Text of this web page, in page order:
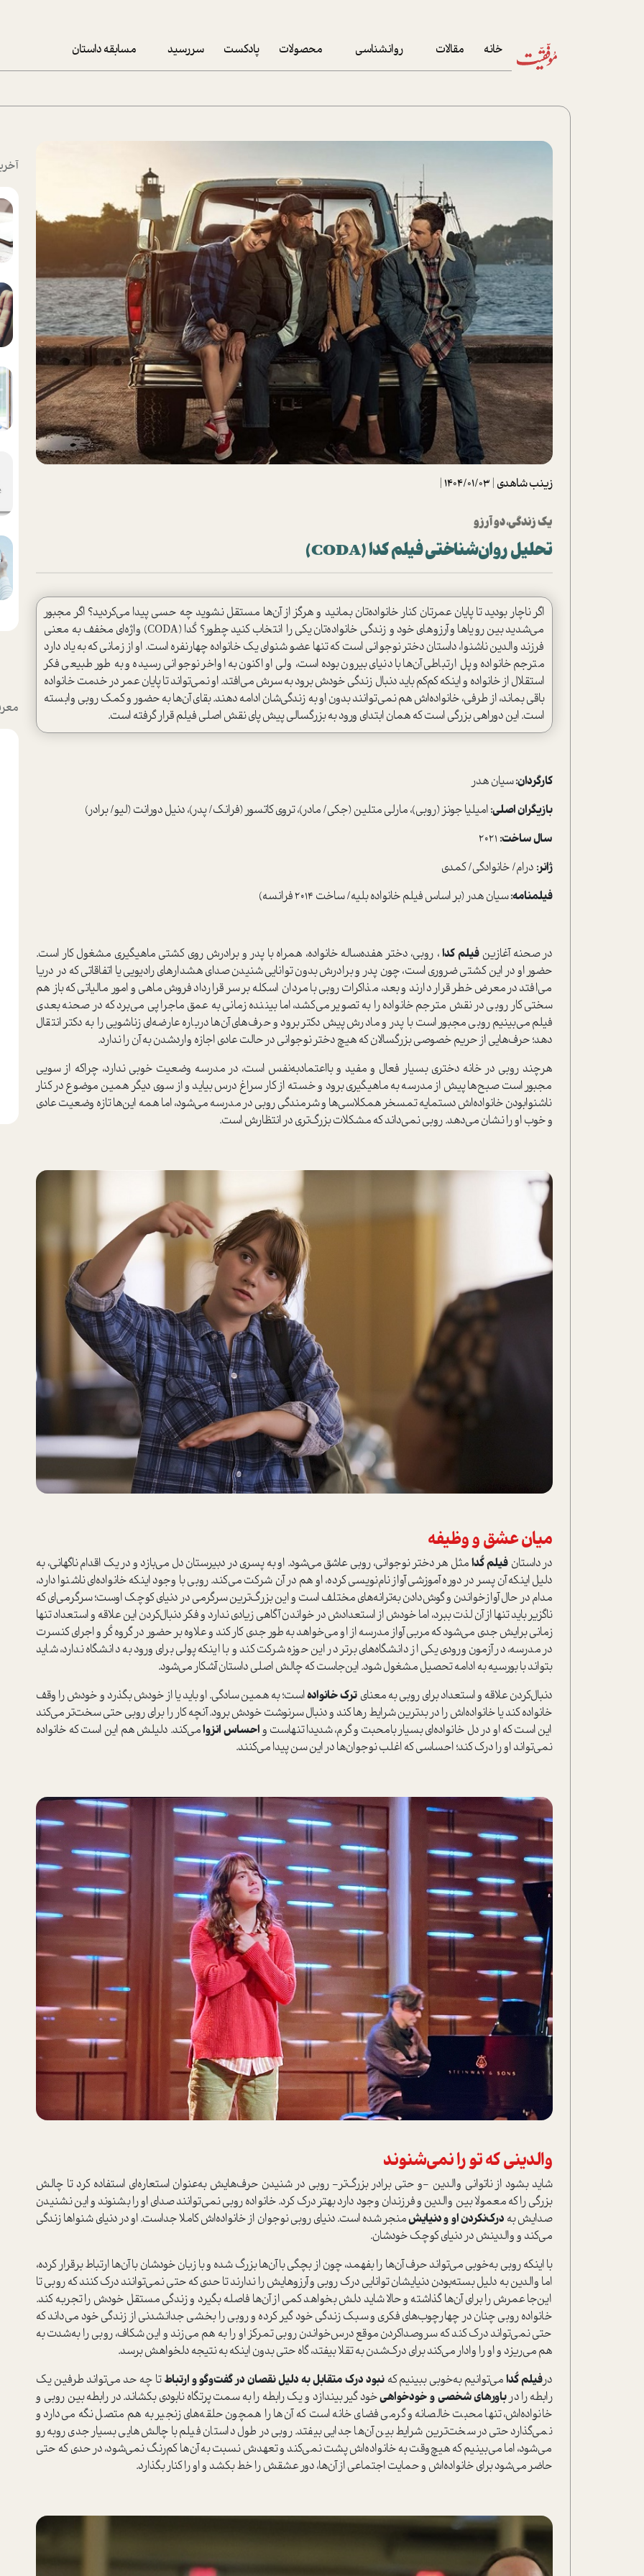
خانه مقالات
زندگی
نوجوان
کار
پلاس
تحلیل فیلم
شیوانا
داستان
روانشناسی محصولات پادکست سررسید
تقویم رومیزی
تقویم دیواری
مسابقه داستان
زینب شاهدی |
1404/01/03
|
یک زندگی، دو آرزو
تحلیل روان‌شناختی فیلم کدا (CODA)
اگر ناچار بودید تا پایان عمرتان کنار خانواده‌تان بمانید و هرگز از آن‌ها مستقل نشوید چه حسی پیدا می‌کردید؟ اگر مجبور
می‌شدید بین رویا‌ها و آرزو‌های خود و زندگی خانواده‌تان یکی را انتخاب کنید چطور؟ کُدا (CODA) واژه‌ای مخفف به معنی
فرزند والدین ناشنوا، داستان دختر نوجوانی است که تنها عضو شنوای یک خانواده چهارنفره است. او از زمانی که به یاد دارد
مترجم خانواده و پل ارتباطی آن‌ها با دنیای بیرون بوده است، ولی او اکنون به اواخر نوجوانی رسیده و به‌ طور طبیعی فکر
استقلال از خانواده و اینکه کم‌کم باید دنبال زندگی خودش برود به سرش می‌افتد. او نمی‌تواند تا پایان عمر در خدمت خانواده
باقی بماند، از طرفی، خانواده‌اش هم نمی‌توانند بدون او به زندگی‌شان ادامه دهند. بقای آن‌ها به حضور و کمک روبی وابسته
است. این دوراهی بزرگی است که همان ابتدای ورود به بزرگسالی پیش پای نقش اصلی فیلم قرار گرفته است.
کارگردان:سیان هدر
بازیگران اصلی:امیلیا جونز (روبی)، مارلی متلین (جکی/ مادر)، تروی کاتسور (فرانک/ پدر)، دنیل دورانت (لیو/ برادر)
سال ساخت:
ژانر: درام/ خانوادگی/ کمدی
فیلمنامه:سیان هدر (بر اساس فیلم خانواده بلیه/ ساخت 2014 فرانسه)
در صحنه آغازینفیلم کدا، روبی، دختر هفده‌ساله خانواده، همراه با پدر و برادرش روی کشتی ماهیگیری مشغول کار است.
حضور او در این کشتی ضروری است، چون پدر و برادرش بدون توانایی شنیدن صدای هشدار‌های رادیویی یا اتفاقاتی که در دریا
می‌افتد در معرض خطر قرار دارند و بعد، مذاکرات روبی با مردان اسکله بر سر قرارداد فروش ماهی و امور مالیاتی که باز هم
سختی کار روبی در نقش مترجم خانواده را به تصویر می‌کشد، اما بیننده زمانی به عمق ماجرا پی می‌برد که در صحنه بعدی
فیلم می‌بینیم روبی مجبور است با پدر و مادرش پیش دکتر برود و حرف‌های آن‌ها درباره عارضه‌ای زناشویی را به دکتر انتقال
دهد؛ حرف‌هایی از حریم خصوصی بزرگسالان که هیچ دختر نوجوانی در حالت عادی اجازه واردشدن به آن را ندارد.
هرچند روبی در خانه دختری بسیار فعال و مفید و بااعتمادبه‌نفس است، در مدرسه وضعیت خوبی ندارد، چراکه از سویی
مجبور است صبح‌ها پیش از مدرسه به ماهیگیری برود و خسته از کار سراغ درس بیاید و از سوی دیگر همین موضوع در کنار
ناشنوابودن خانواده‌اش دستمایه تمسخر همکلاسی‌ها و شرمندگی روبی در مدرسه می‌شود، اما همه این‌ها تازه وضعیت عادی
و خوب او را نشان می‌دهد. روبی نمی‌داند که مشکلات بزرگ‌تری در انتظارش است.
میان عشق و وظیفه
در داستان فیلم کُدامثل هر دختر نوجوانی، روبی عاشق می‌شود. او به پسری در دبیرستان دل می‌بازد و در یک اقدام ناگهانی، به
دلیل اینکه آن پسر در دوره آموزشی آواز نام‌نویسی کرده، او هم در آن شرکت می‌کند. روبی با وجود اینکه خانواده‌ای ناشنوا دارد،
مدام در حال آوازخواندن و گوش‌دادن به‌ترانه‌های مختلف است و این بزرگ‌ترین سرگرمی در دنیای کوچک اوست؛ سرگرمی‌ای که
ناگزیر باید تنها از آن لذت ببرد، اما خودش از استعدادش در خواندن آگاهی زیادی ندارد و فکر دنبال‌کردن این علاقه و استعداد تنها
زمانی برایش جدی می‌شود که مربی آواز مدرسه از او می‌خواهد به ‌طور جدی کار کند و علاوه بر حضور در گروه کُر و اجرای کنسرت
در مدرسه، در آزمون ورودی یکی از دانشگاه‌های برتر در این حوزه شرکت کند و با اینکه پولی برای ورود به دانشگاه ندارد، شاید
بتواند با بورسیه به ادامه تحصیل مشغول شود. این‌جاست که چالش اصلی داستان آشکار می‌شود.
دنبال‌کردن علاقه و استعداد برای روبی به معنای ترک خانوادهاست؛ به همین سادگی. او باید یا از خودش بگذرد و خودش را وقف
خانواده کند یا خانواده‌اش را در بدترین شرایط ر‌ها کند و دنبال سرنوشت خودش برود. آنچه کار را برای روبی حتی سخت‌تر می‌کند
این است که او در دل خانواده‌ای بسیار بامحبت و گرم، شدیدا تنهاست واحساس انزوامی‌کند. دلیلش هم این است که خانواده
نمی‌تواند او را درک کند؛ احساسی که اغلب نوجوان‌ها در این سن پیدا می‌کنند.
والدینی که تو را نمی‌شنوند
شاید بشود از ناتوانی والدین -و حتی برادر بزرگ‌تر- روبی در شنیدن حرف‌هایش به‌عنوان استعاره‌ای استفاده کرد تا چالش
بزرگی را که معمولا بین والدین و فرزندان وجود دارد بهتر درک کرد. خانواده روبی نمی‌توانند صدای او را بشنوند و این نشنیدن
صدایش به درک‌نکردن او و دنیایشمنجر شده است. دنیای روبی نوجوان از خانواده‌اش کاملا جداست. او در دنیای شنواها زندگی
می‌کند و والدینش در دنیای کوچک خودشان.
با اینکه روبی به‌خوبی می‌تواند حرف آن‌ها را بفهمد، چون از بچگی با آن‌ها بزرگ شده و با زبان خودشان با آن‌ها ارتباط برقرار کرده،
اما والدین به دلیل بسته‌بودن دنیایشان توانایی درک روبی و آرزو‌هایش را ندارند تا حدی که حتی نمی‌توانند درک کنند که روبی تا
این‌جا عمرش را برای آن‌ها گذاشته و حالا شاید دلش بخواهد کمی از آن‌ها فاصله بگیرد و زندگی مستقل خودش را تجربه کند.
خانواده روبی چنان در چهارچوب‌های فکری و سبک زندگی خود گیر کرده و روبی را بخشی جدانشدنی از زندگی خود می‌داند که
حتی نمی‌تواند درک کند که سروصداکردن موقع درس‌خواندن روبی تمرکز او را به هم می‌زند و این شکاف، روبی را به‌شدت به
‌هم می‌ریزد و او را وادار می‌کند برای درک‌شدن به تقلا بیفتد، گاه حتی بدون اینکه به نتیجه دلخواهش برسد.
درفیلم کُدامی‌توانیم به‌خوبی ببینیم کهنبود درک متقابل به دلیل نقصان در گفت‌وگو و ارتباطتا چه حد می‌تواند طرفین یک
رابطه را درباور‌های شخصی و خودخواهیخود گیر بیندازد و یک رابطه را به سمت پرتگاه نابودی بکشاند. در رابطه بین روبی و
خانواده‌اش، تنها محبت خالصانه و گرمی فضای خانه است که آن‌ها را همچون حلقه‌های زنجیر به هم متصل نگه می‌دارد و
نمی‌گذارد حتی در سخت‌ترین شرایط بین آن‌ها جدایی بیفتد. روبی در طول داستان فیلم با چالش‌هایی بسیار جدی روبه‌رو
می‌شود، اما می‌بینیم که هیچ‌وقت به خانواده‌اش پشت نمی‌کند و تعهدش نسبت به آن‌ها کم‌رنگ نمی‌شود، در حدی که حتی
حاضر می‌شود برای خانواده‌اش و حمایت اجتماعی از آن‌ها، دور عشقش را خط بکشد و او را کنار بگذارد.